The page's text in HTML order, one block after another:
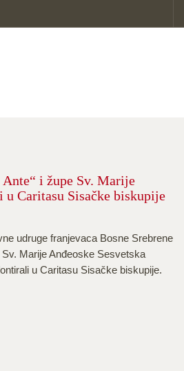
i župe Sv. Marije
Caritasu Sisačke biskupije
udruge franjevaca Bosne Srebrene
Sv. Marije Anđeoske Sesvetska
u Caritasu Sisačke biskupije.